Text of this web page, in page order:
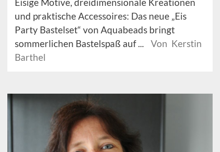
Eisige Motive, dreidimensionale Kreationen
und praktische Accessoires: Das neue „Eis
Party Bastelset“ von Aquabeads bringt
sommerlichen Bastelspaß auf ...
Von Kerstin
Barthel